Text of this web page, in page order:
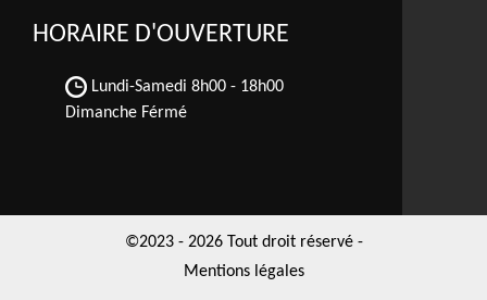
HORAIRE D'OUVERTURE
Lundi-Samedi 8h00 - 18h00
Dimanche Férmé
©2023 - 2026 Tout droit réservé -
Mentions légales